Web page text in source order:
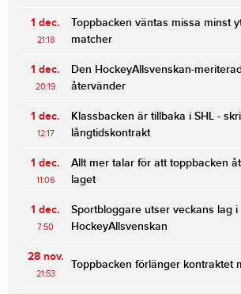
1 dec.
21:18
Toppbacken väntas missa minst
matcher
1 dec.
20:19
Den HockeyAllsvenskan-
återvänder
1 dec.
12:17
Klassbacken är tillbaka i SHL -
långtidskontrakt
1 dec.
11:06
Allt mer talar för att toppbacken
laget
1 dec.
7:50
Sportbloggare utser veckans lag i
HockeyAllsvenskan
28 nov.
21:53
Toppbacken förlänger kontraktet